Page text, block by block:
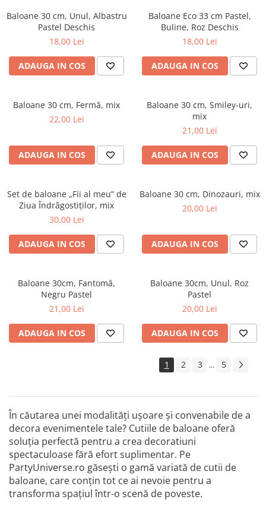
Baloane 30 cm, Unul, Albastru
Pastel Deschis
18,00 Lei
ADAUGA IN COS
Baloane Eco 33 cm Pastel,
Buline, Roz Deschis
18,00 Lei
ADAUGA IN COS
Baloane 30 cm, Fermă, mix
22,00 Lei
ADAUGA IN COS
Baloane 30 cm, Smiley-uri,
mix
21,00 Lei
ADAUGA IN COS
Set de baloane „Fii al meu” de
Ziua Îndrăgostiților, mix
30,00 Lei
ADAUGA IN COS
Baloane 30 cm, Dinozauri, mix
20,00 Lei
ADAUGA IN COS
Baloane 30cm, Fantomă,
Negru Pastel
21,00 Lei
ADAUGA IN COS
Baloane 30cm, Unul, Roz
Pastel
20,00 Lei
ADAUGA IN COS
1 2 3 ... 5
În căutarea unei modalități ușoare și convenabile de a
decora evenimentele tale? Cutiile de baloane oferă
soluția perfectă pentru a crea decoratiuni
spectaculoase fără efort suplimentar. Pe
PartyUniverse.ro găsești o gamă variată de cutii de
baloane, care conțin tot ce ai nevoie pentru a
transforma spațiul într-o scenă de poveste.